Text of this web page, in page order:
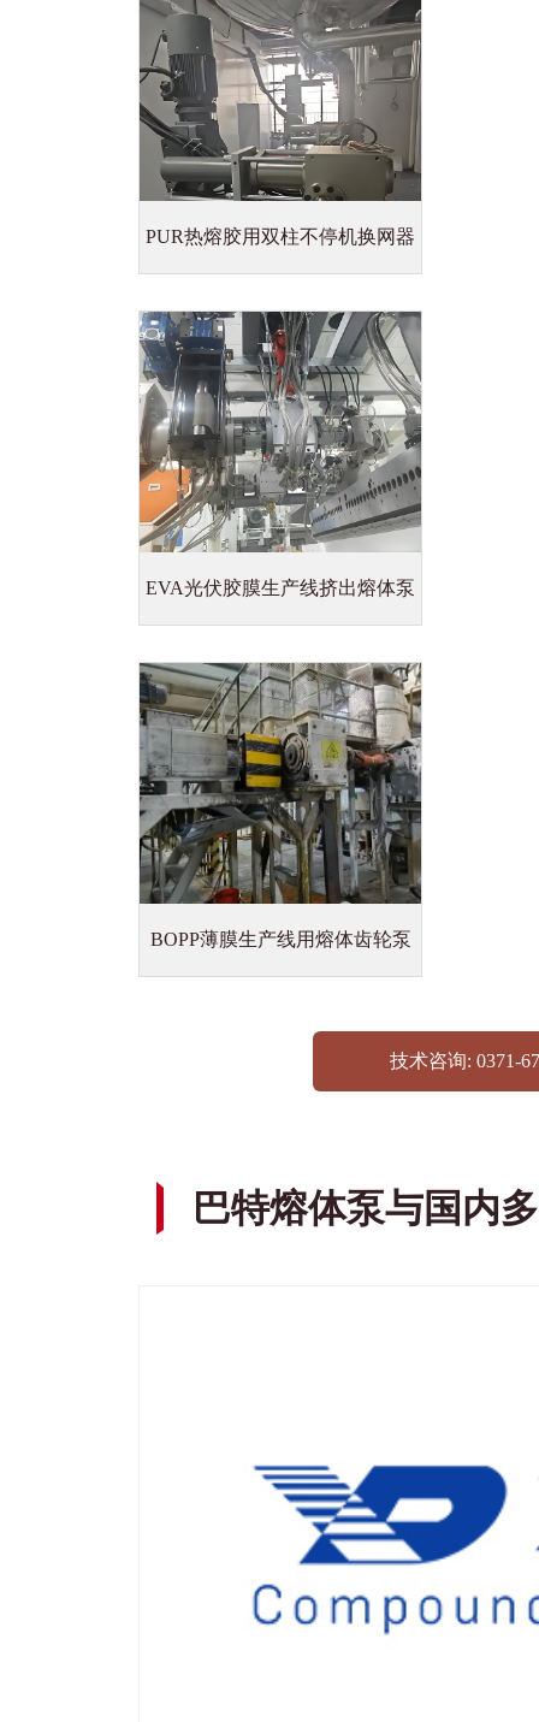
PUR热熔胶用双柱不停机换网器
EVA光伏胶膜生产线挤出熔体泵
BOPP薄膜生产线用熔体齿轮泵
技术咨询: 0371-
巴特熔体泵与国内